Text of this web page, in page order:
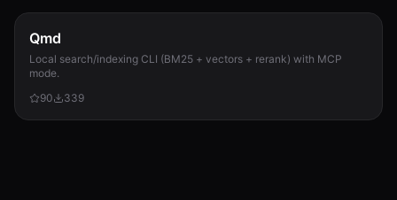
Qmd
Local search/indexing CLI (BM25 + vectors + rerank) with MCP
mode.
90
339